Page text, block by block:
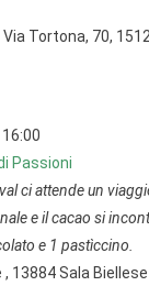
Via Tortona, 70,
Passioni
ci attende un
e il cacao si
e 1 pastìccino.
13884 Sala Biellese